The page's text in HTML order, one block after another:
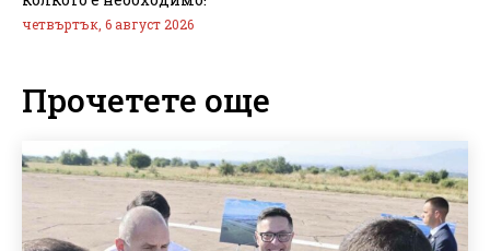
четвъртък, 6 август 2026
Прочетете още